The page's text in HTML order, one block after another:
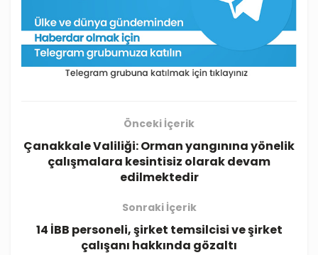
Önceki İçerik
Çanakkale Valiliği: Orman yangınına yönelik
çalışmalara kesintisiz olarak devam
edilmektedir
Sonraki İçerik
14 İBB personeli, şirket temsilcisi ve şirket
çalışanı hakkında gözaltı